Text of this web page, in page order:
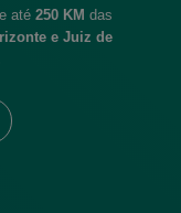
até 250 KM das
e Juiz de